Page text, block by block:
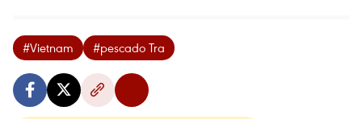
#Vietnam #pescado Tra